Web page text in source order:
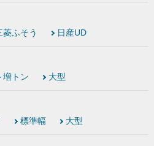
菱ふそう 日産UD
増トン 大型
標準幅 大型